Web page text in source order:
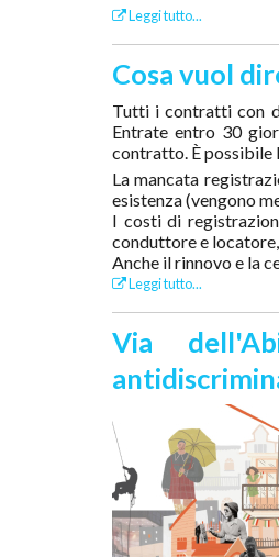
Leggi tutto...
Cosa vuol
Tutti i contratti con
Entrate entro 30
contratto. È possibile
La mancata
esistenza (vengono
I costi di
conduttore e
Anche il rinnovo e la
Leggi tutto...
Via